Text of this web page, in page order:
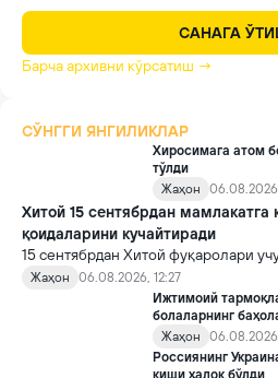
САНАГА
Барча архивни кўрсатиш →
СЎНГГИ ЯНГИЛИКЛАР
Хиросимага атом
тўлди
Жаҳон
06.08.2026,
Хитой 15 сентябрдан
қоидаларини кучайтиради
15 сентябрдан Хитой фуқаролари
хорижликлар учун эса Хитойга
қоидалар кучга киради.
Жаҳон
06.08.2026, 12:27
Ижтимоий
болаларнинг
Жаҳон
Россиянинг
киши ҳалок бўлди